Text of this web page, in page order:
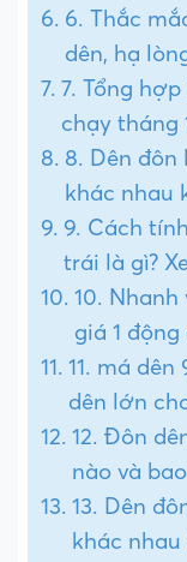
6. Thắc
dên, hạ
7. Tổng
chạy tháng
8. Dên
khác nhau
9. Cách
trái là gì?
10. Nhanh
giá 1
11. má
dên lớn
12. Đôn
nào và
13. Dên
khác